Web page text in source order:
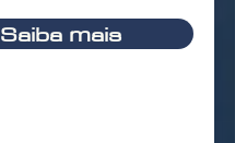
Saiba mais